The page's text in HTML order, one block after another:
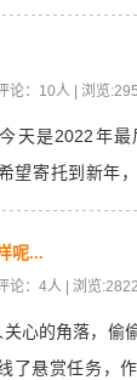
听个响的目的
论：10人 | 浏览
天是2022年
望寄托到新年
生活不会因为
呢...
论：4人 | 浏览:2822
心的角落，偷
了悬赏任务，